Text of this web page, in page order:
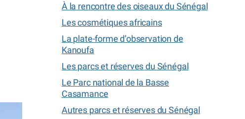
À la rencontre des oiseaux du Sénégal
Les cosmétiques africains
La plate-forme d’observation de
Kanoufa
Les parcs et réserves du Sénégal
Le Parc national de la Basse
Casamance
Autres parcs et réserves du Sénégal